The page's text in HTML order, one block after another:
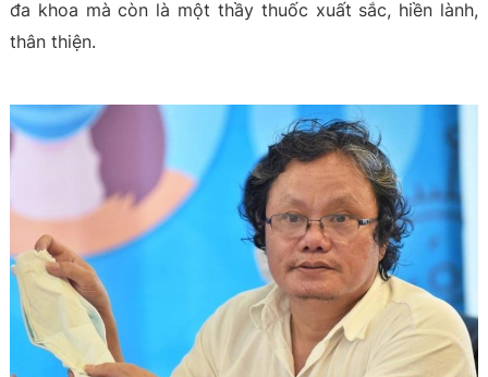
đa khoa mà còn là một thầy thuốc xuất sắc, hiền lành,
thân thiện.